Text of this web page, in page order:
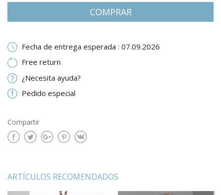
СOMPRAR
Fecha de entrega esperada : 07.09.2026
Free return
¿Necesita ayuda?
Pedido especial
Compartir
ARTÍCULOS RECOMENDADOS